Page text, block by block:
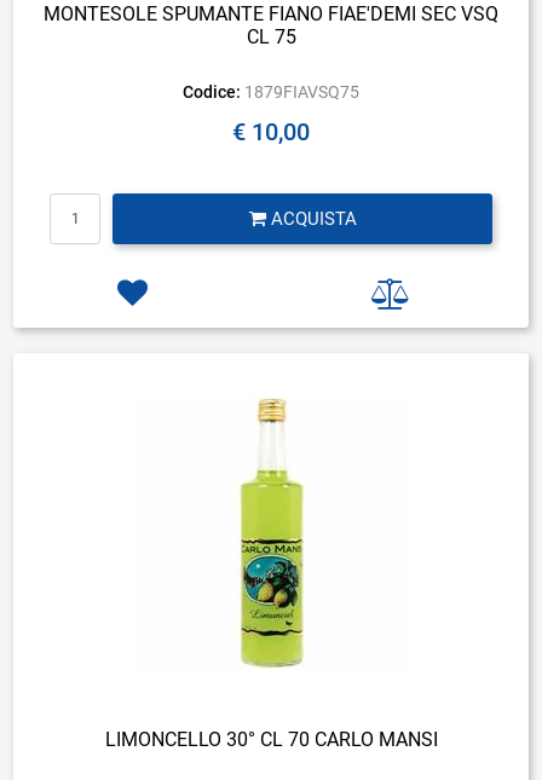
MONTESOLE SPUMANTE FIANO FIAE'DEMI SEC VSQ
CL 75
Codice: 1879FIAVSQ75
€ 10,00
ACQUISTA
LIMONCELLO 30° CL 70 CARLO MANSI